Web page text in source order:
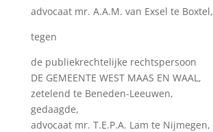
advocaat mr. A.A.M. van Exsel te Boxtel,
tegen
de publiekrechtelijke rechtspersoon
DE GEMEENTE WEST MAAS EN WAAL,
zetelend te Beneden-Leeuwen,
gedaagde,
advocaat mr. T.E.P.A. Lam te Nijmegen,